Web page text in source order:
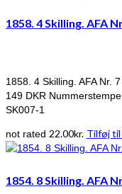
1858. 4 Skilling. AFA
1858. 4 Skilling. AFA Nr.
149 DKR
SK007-1
not rated 22.00kr. Tilføj til
1854. 8 Skilling. AFA